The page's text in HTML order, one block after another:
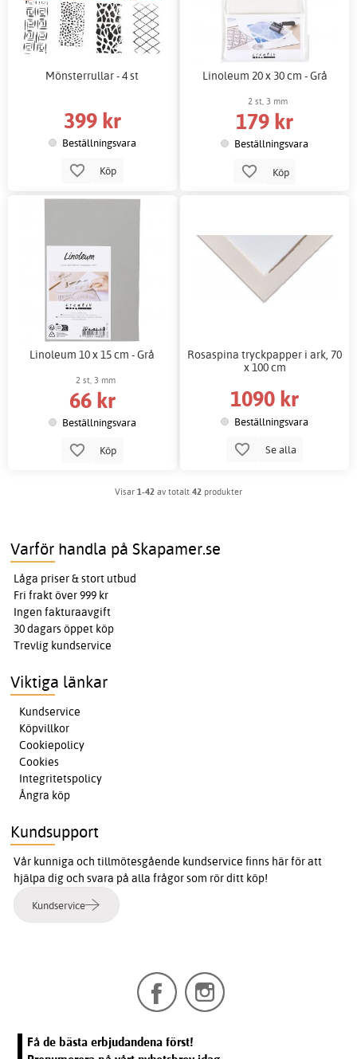
Mönsterrullar - 4 st
399 kr
Beställningsvara
Köp
Linoleum 20 x 30 cm - Grå
2 st, 3 mm
179 kr
Beställningsvara
Köp
Linoleum 10 x 15 cm - Grå
2 st, 3 mm
66 kr
Beställningsvara
Köp
Rosaspina tryckpapper i ark, 70
x 100 cm
1090 kr
Beställningsvara
Se alla
Visar 1-42 av totalt 42 produkter
Varför handla på Skapamer.se
Låga priser & stort utbud
Fri frakt över 999 kr
Ingen fakturaavgift
30 dagars öppet köp
Trevlig kundservice
Viktiga länkar
Kundservice
Köpvillkor
Cookiepolicy
Cookies
Integritetspolicy
Ångra köp
Kundsupport
Vår kunniga och tillmötesgående kundservice finns här för att
hjälpa dig och svara på alla frågor som rör ditt köp!
Kundservice
Få de bästa erbjudandena först!